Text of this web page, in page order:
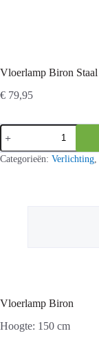
Vloerlamp Biron Staal
€ 79,95
Vloerlamp
Biron
Staal
aantal
Categorieën: Verlichting
Vloerlamp Biron
Hoogte: 150 cm